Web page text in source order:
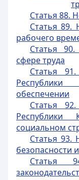
Статья 88.
Статья 89.
рабочего
Статья
сфере труда
Статья
обеспечении
Статья
Республики
социальном
Статья 93.
безопасности
Статья